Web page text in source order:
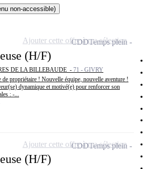
non-accessible)
(H/F)
DE LA BILLEBAUDE - 71 - GIVRY
propriétaire ! Nouvelle équipe, nouvelle aventure !
dynamique et motivé(e) pour renforcer son
: -...
CDDTemps plein
Ajouter cette offre à ma sélection
(H/F)
CDDTemps plein
Ajouter cette offre à ma sélection